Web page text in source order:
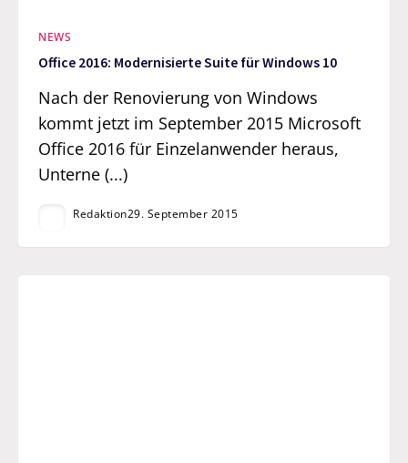
NEWS
Office 2016: Modernisierte Suite für Windows 10
Nach der Renovierung von Windows
kommt jetzt im September 2015 Microsoft
Office 2016 für Einzelanwender heraus,
Unterne (...)
Redaktion29. September 2015